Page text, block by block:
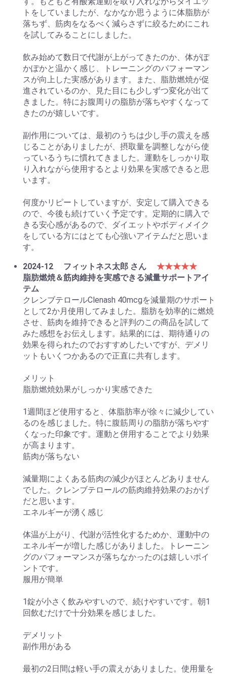
トをしていましたが、なかなか思うように体脂肪が
落ちず、筋肉をなるべく減らさずに絞るためにこれ
を試してみることにしました。
飲み始めて数日で代謝が上がってきたのか、体がぽ
かぽかと温かく感じ、トレーニングのパフォーマン
スが向上した実感があります。また、脂肪燃焼が促
進されているのか、見た目にも少しずつ変化が出て
きました。特にお腹周りの脂肪が落ちやすくなって
きたのが嬉しいです。
副作用については、最初のうちは少し手の震えを感
じることがありましたが、摂取量を調整しながら使
っているうちに慣れてきました。運動をしっかり取
り入れながら使用するとより効果を実感できると思
います。
何度かリピートしていますが、安定して購入できる
ので、今後も続けていく予定です。定期的に購入で
きる安心感があるので、ダイエットやボディメイク
をしている方にはとても心強いアイテムだと思いま
す。
2024-12
フィットネス太郎 さん
★★★★★
脂肪燃焼＆筋肉維持を実感できる減量サポートアイ
テム
クレンブテロールClenash 40mcgを減量期のサポート
として2か月使用してみました。脂肪を効率的に燃焼
させ、筋肉を維持できると評判のこの商品を試して
みた感想をお伝えします。結果的には、期待通りの
効果を得られたのでおすすめしたいですが、デメリ
ットもいくつかあるので正直に共有します。
メリット
脂肪燃焼効果がしっかり実感できた
1週間ほど使用すると、体脂肪率が徐々に減少してい
るのを感じました。特に腹筋周りの脂肪が落ちやす
くなった印象です。運動と併用することでより効果
が高まります。
筋肉が落ちない
減量期によくある筋肉の減少がほとんどありません
でした。クレンブテロールの筋肉維持効果のおかげ
だと思います。
エネルギーが湧く感じ
体温が上がり、代謝が活性化するためか、運動中の
エネルギーが増した感じがありました。トレーニン
グのパフォーマンスが落ちなかったのは嬉しいポイ
ントです。
服用が簡単
1錠が小さく飲みやすいので、続けやすいです。朝1
回飲むだけで十分効果を感じました。
デメリット
副作用がある
最初の2日間は軽い手の震えがありました。使用量を